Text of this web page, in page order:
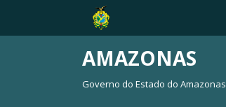
AMAZONAS
Governo do Estado do Amazonas